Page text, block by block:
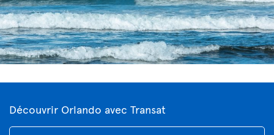
Découvrir Orlando avec Transat